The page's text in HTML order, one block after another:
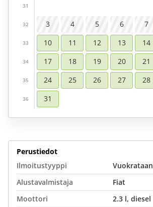
31
32 3 4 5 6 7
33 10 11 12 13 14
34 17 18 19 20 21
35 24 25 26 27 28
36 31
Perustiedot
Ilmoitustyyppi
Vuokrataan
Alustavalmistaja
Fiat
Moottori
2.3 l, diesel